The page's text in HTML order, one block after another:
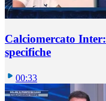
Calciomercato
specifiche
00:33